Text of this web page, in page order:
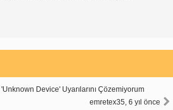
'Unknown Device' Uyarılarını Çözemiyorum
emretex35, 6 yıl önce